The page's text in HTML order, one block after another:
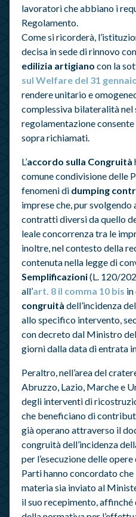
lavoratori che abbiano i
Regolamento.
Come si ricorderà,
decisa in sede di rinnovo
edilizia artigiano con la
sul Welfare del 31
rendere unitario e
complessiva bilateralità nel
regolamentazione
sopra richiamati.
L’accordo sulla Congruità
comune condivisione delle
fenomeni di dumping
imprese che, pur
contratti diversi da quello
leale concorrenza tra le
inoltre, nel contesto della
contenuta nella legge di
Semplificazioni(L. 120/
all’art. 8 il comma 10 bis in
congruità dell’incidenza
allo specifico intervento,
con decreto dal Ministro
giorni dalla data di entrata
Peraltro, nell’area del
Abruzzo, Lazio, Marche e
degli interventi di
che beneficiano di
già operano attraverso il
congruità dell’incidenza
per l’esecuzione delle
Parti hanno concordato
materia sia inviato al
il suo recepimento,